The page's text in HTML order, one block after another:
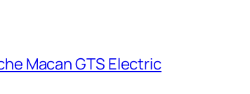
Macan GTS Electric